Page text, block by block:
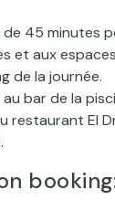
45 minutes
et aux
de la journée.
bar de la
restaurant El